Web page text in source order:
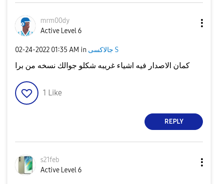
mrm00dy
Active Level 6
‎02-24-2022 01:35 AM in جالاكسى S
كمان الاصدار فيه اشياء غريبه شكلو جوالك نسخه من برا
1 Like
REPLY
s21feb
Active Level 6